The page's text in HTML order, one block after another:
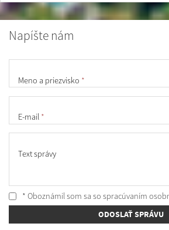
Napíšte nám
Meno a priezvisko *
E-mail *
Text správy
* Oboznámil som sa so spracúvaním
ODOSLAŤ SPRÁVU